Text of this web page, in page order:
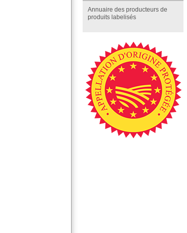
Annuaire des producteurs de
produits labelisés